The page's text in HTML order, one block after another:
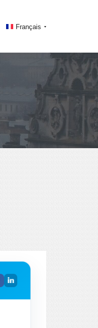
Français